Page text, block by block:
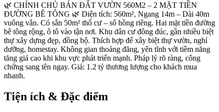
🌿 CHÍNH CHỦ BÁN ĐẤT VƯỜN 560M2 – 2 MẶT TIỀN
ĐƯỜNG BÊ TÔNG 🌿 Diện tích: 560m², Ngang 14m – Dài 40m
vuông vắn. Có sẵn 50m² thổ cư – sổ hồng riêng. Hai mặt tiền đường
bê tông rộng, ô tô vào tận nơi. Khu dân cư đông đúc, gần nhiều biệt
thự xây dựng đẹp, đồng bộ. Thích hợp để xây biệt thự vườn, nghỉ
dưỡng, homestay. Không gian thoáng đãng, yên tĩnh với tiềm năng
tăng giá cao khi khu vực phát triển mạnh. Pháp lý rõ ràng, công
chứng sang tên ngay. Giá: 1.2 tỷ thương lượng cho khách mua
nhanh.
Tiện ích & Đặc điểm